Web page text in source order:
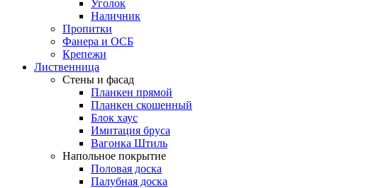
Уголок
Наличник
Пропитки
Фанера и ОСБ
Крепежи
Лиственница
Стены и фасад
Планкен прямой
Планкен скошенный
Блок хаус
Имитация бруса
Вагонка Штиль
Напольное покрытие
Половая доска
Палубная доска